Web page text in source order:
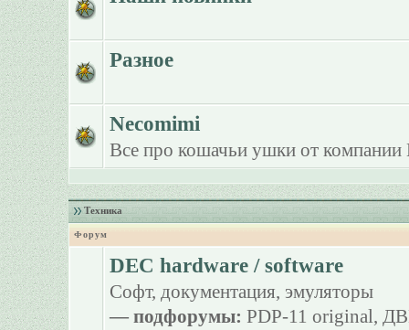
Разное
Necomimi
Все про кошачьи ушки от компании
Техника
Форум
DEC hardware / software
Софт, документация, эмуляторы
— подфорумы: PDP-11 original ,